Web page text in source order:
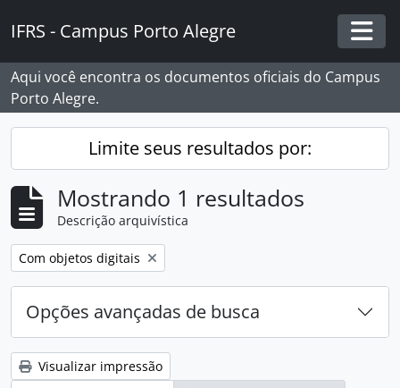
IFRS - Campus Porto Alegre
Aqui você encontra os documentos oficiais do Campus
Porto Alegre.
Limite seus resultados por:
Mostrando 1 resultados
Descrição arquivística
Remover filtro:
Com objetos digitais
Opções avançadas de busca
Visualizar impressão